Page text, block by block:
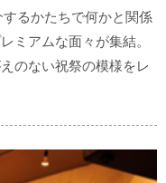
るかたちで何かと関係
ミアムな面々が集結。
のない祝祭の模様をレ